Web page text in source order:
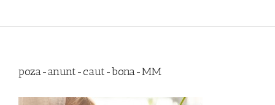
poza-anunt-caut-bona-MM